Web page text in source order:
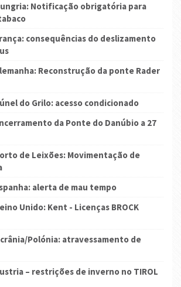
Notificação obrigatória para
consequências do deslizamento
Reconstrução da ponte Rader
do Grilo: acesso condicionado
da Ponte do Danúbio a 27
de Leixões: Movimentação de
alerta de mau tempo
Unido: Kent - Licenças BROCK
Polónia: atravessamento de
– restrições de inverno no TIROL